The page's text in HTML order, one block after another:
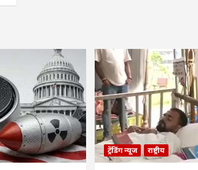
ट्रेंडिंग न्यूज राष्ट्रीय